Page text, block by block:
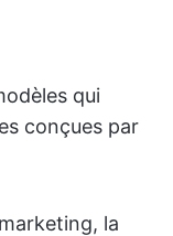
qui
conçues par
la